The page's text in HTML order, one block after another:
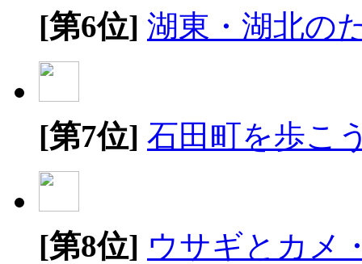
[第6位] 湖東・湖北の
[第7位] 石田町を歩こ
[第8位] ウサギとカメ